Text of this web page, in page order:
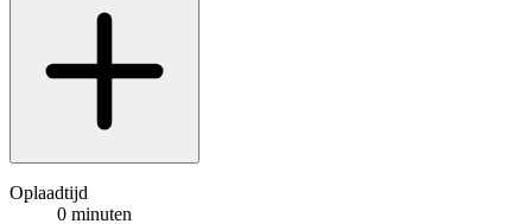
Oplaadtijd
0 minuten